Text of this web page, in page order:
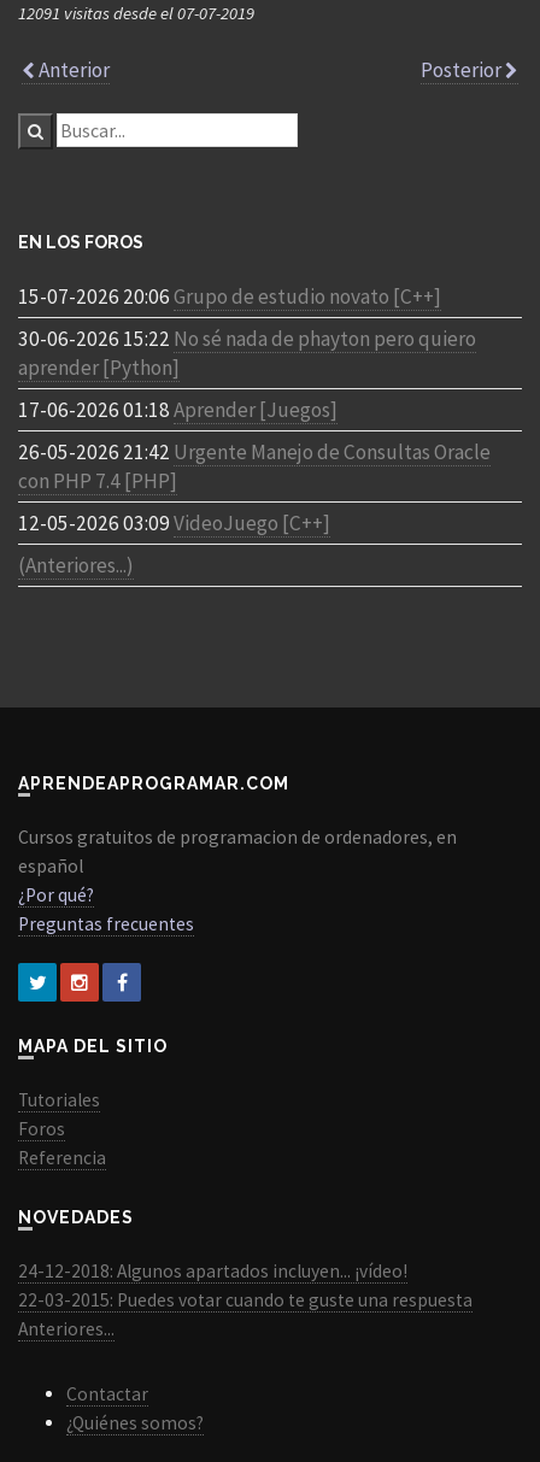
12091 visitas desde el 07-07-2019
Anterior Posterior
EN LOS FOROS
15-07-2026 20:06Grupo de estudio novato [C++]
30-06-2026 15:22 No sé nada de phayton pero quiero
aprender [Python]
17-06-2026 01:18Aprender [Juegos]
26-05-2026 21:42 Urgente Manejo de Consultas Oracle
con PHP 7.4 [PHP]
12-05-2026 03:09VideoJuego [C++]
(Anteriores...)
APRENDEAPROGRAMAR.COM
Cursos gratuitos de programacion de ordenadores, en
español
¿Por qué?
Preguntas frecuentes
MAPA DEL SITIO
Tutoriales
Foros
Referencia
NOVEDADES
24-12-2018: Algunos apartados incluyen... ¡vídeo!
22-03-2015: Puedes votar cuando te guste una respuesta
Anteriores...
Contactar
¿Quiénes somos?